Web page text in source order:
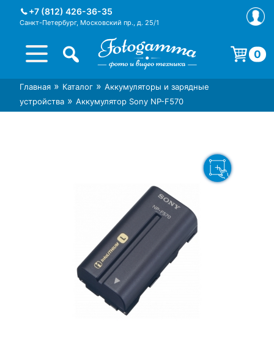
+7 (812) 426-36-35
Санкт-Петербург, Московский пр., д. 25/1
Интернет-магазин фототехники
Foto-Gamma в СПб
Магазин фотоаксессуаров foto-
gamma.ru
0
Корзина пуста.
Главная » Каталог » Аккумуляторы и зарядные
устройства » Аккумулятор Sony NP-F570